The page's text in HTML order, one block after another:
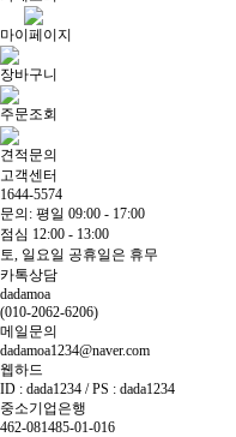
마이페이지
장바구니
주문조회
견적문의
고객센터
1644-5574
문의: 평일 09:00 - 17:00
점심 12:00 - 13:00
토, 일요일 공휴일은 휴무
카톡상담
dadamoa
(010-2062-6206)
메일문의
dadamoa1234@naver.com
웹하드
ID : dada1234 / PS : dada1234
중소기업은행
462-081485-01-016